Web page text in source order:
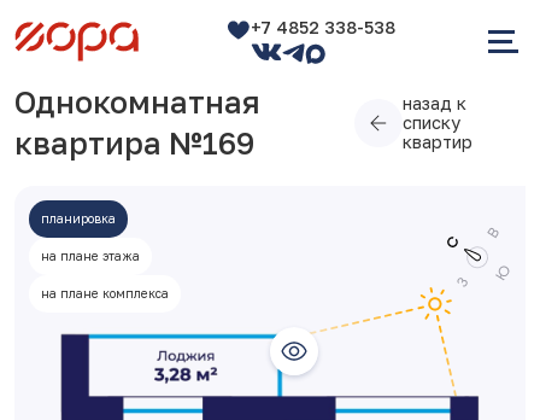
+7 4852 338-538
Однокомнатная
квартира №169
назад к
списку
квартир
планировка
на плане этажа
на плане комплекса